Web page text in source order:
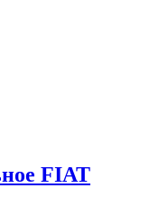
FIAT